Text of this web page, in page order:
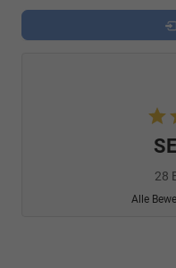
28
Alle